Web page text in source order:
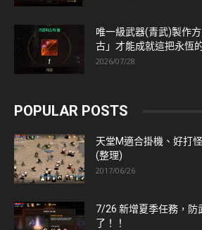
唯一級武器(青武)製作
古」才能成就這把永恆
2026/07/28
POPULAR POSTS
天堂M適合掛機、好打
(整理)
2017/06/26
7/26 新增夏季任務，防
了！！